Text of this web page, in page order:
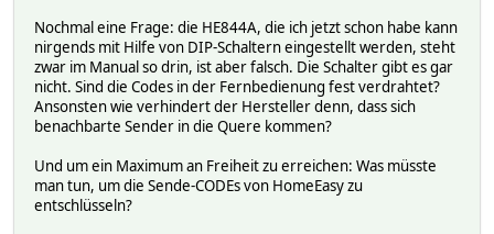
Nochmal eine Frage: die HE844A, die ich jetzt schon habe kann
nirgends mit Hilfe von DIP-Schaltern eingestellt werden, steht
zwar im Manual so drin, ist aber falsch. Die Schalter gibt es gar
nicht. Sind die Codes in der Fernbedienung fest verdrahtet?
Ansonsten wie verhindert der Hersteller denn, dass sich
benachbarte Sender in die Quere kommen?
Und um ein Maximum an Freiheit zu erreichen: Was müsste
man tun, um die Sende-CODEs von HomeEasy zu
entschlüsseln?